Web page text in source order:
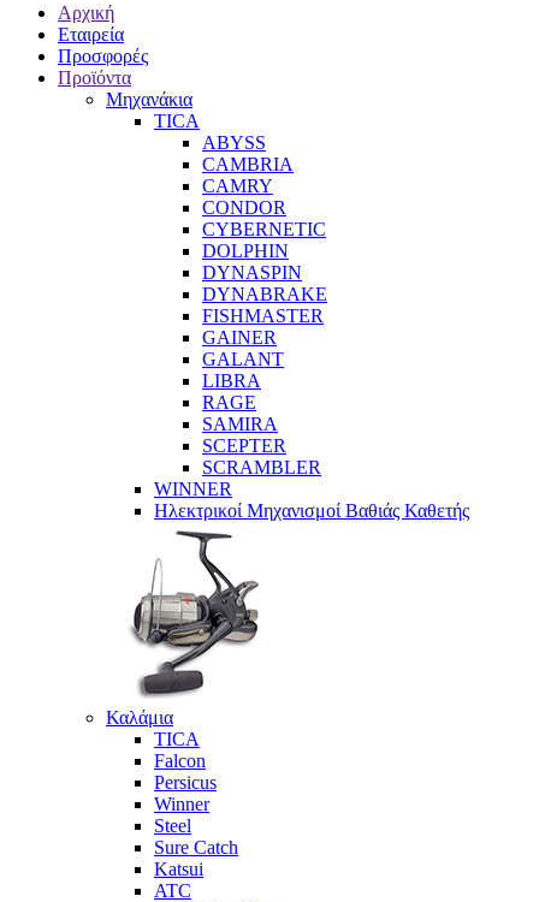
Αρχική
Εταιρεία
Προσφορές
Προϊόντα
Μηχανάκια
TICA
ABYSS
CAMBRIA
CAMRY
CONDOR
CYBERNETIC
DOLPHIN
DYNASPIN
DYNABRAKE
FISHMASTER
GAINER
GALANT
LIBRA
RAGE
SAMIRA
SCEPTER
SCRAMBLER
WINNER
Ηλεκτρικοί Μηχανισμοί Βαθιάς Καθετής
Καλάμια
TICA
Falcon
Persicus
Winner
Steel
Sure Catch
Katsui
ATC